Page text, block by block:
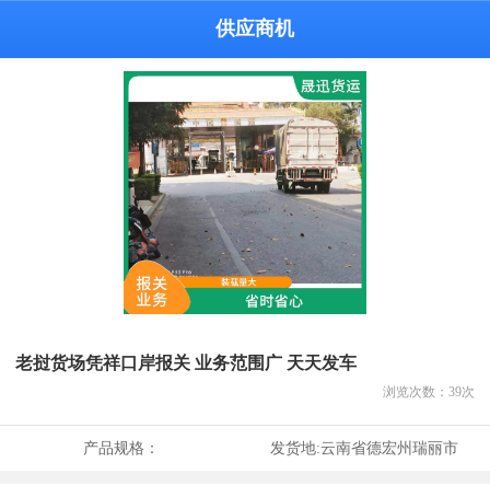
供应商机
老挝货场凭祥口岸报关 业务范围广 天天发车
浏览次数： 39次
产品规格： 发货地:云南省德宏州瑞丽市